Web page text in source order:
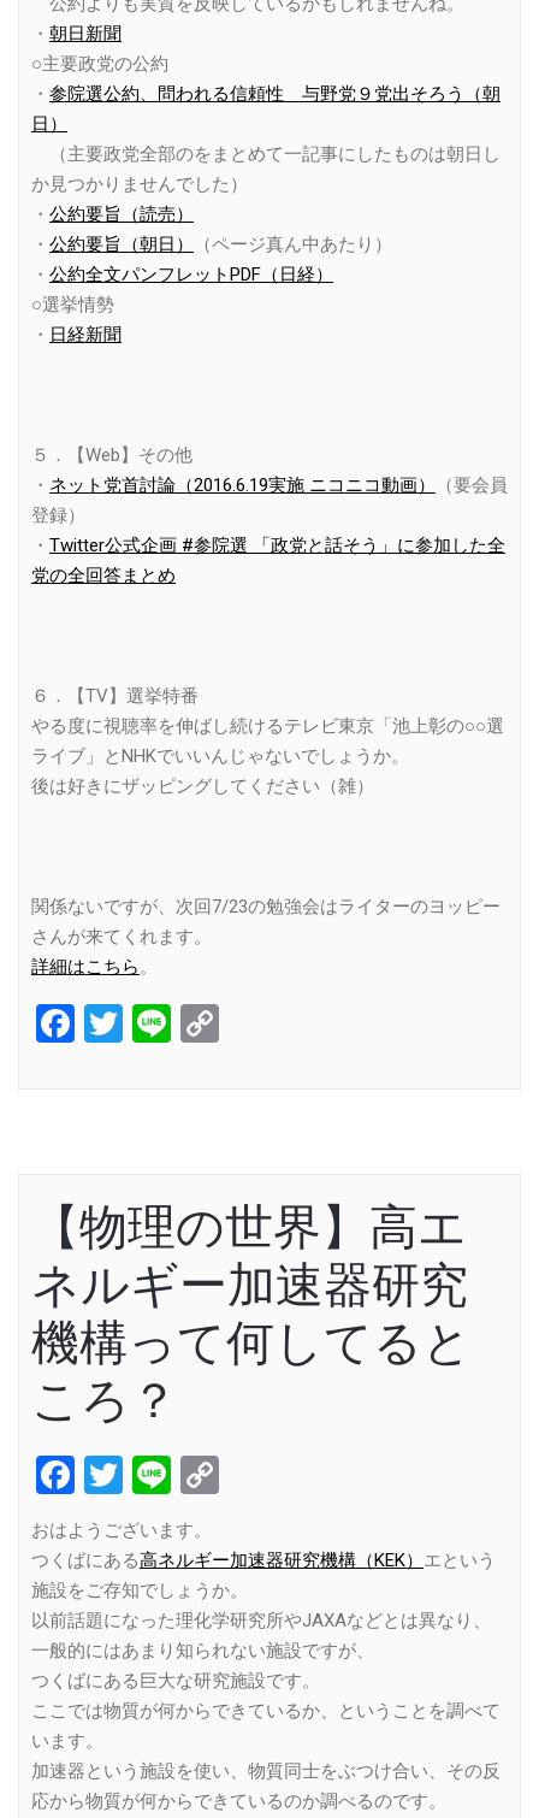
・ 朝日新聞
○主要政党の公約
・ 参院選公約、問われる信頼性 与野党９党出そろう（朝
日）
（主要政党全部のをまとめて一記事にしたものは朝日し
か見つかりませんでした）
・ 公約要旨（読売）
・ 公約要旨（朝日）
（ページ真ん中あたり）
・ 公約全文パンフレットPDF（日経）
○選挙情勢
・ 日経新聞
５．【Web】その他
・ ネット党首討論（2016.6.19実施 ニコニコ動画）
（要会員
登録）
・ Twitter公式企画 #参院選 「政党と話そう」に参加した全
党の全回答まとめ
６．【TV】選挙特番
やる度に視聴率を伸ばし続けるテレビ東京「池上彰の○○選
ライブ」とNHKでいいんじゃないでしょうか。
後は好きにザッピングしてください（雑）
関係ないですが、次回7/23の勉強会はライターのヨッピー
さんが来てくれます。
詳細はこちら。
Facebook
Twitter
Line
【物理の世界】高エ
ネルギー加速器研究
機構って何してると
ころ？
Facebook
Twitter
Line
おはようございます。
つくばにある高ネルギー加速器研究機構（KEK） エという
施設をご存知でしょうか。
以前話題になった理化学研究所やJAXAなどとは異なり、
一般的にはあまり知られない施設ですが、
つくばにある巨大な研究施設です。
ここでは物質が何からできているか、ということを調べて
います。
加速器という施設を使い、物質同士をぶつけ合い、その反
応から物質が何からできているのか調べるのです。